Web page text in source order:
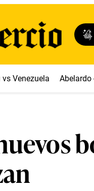
vs Venezuela Abelardo